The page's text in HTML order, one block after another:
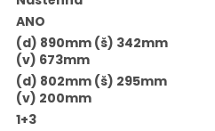
ANO
(d) 890mm (š) 342mm
(v) 673mm
(d) 802mm (š) 295mm
(v) 200mm
1+3